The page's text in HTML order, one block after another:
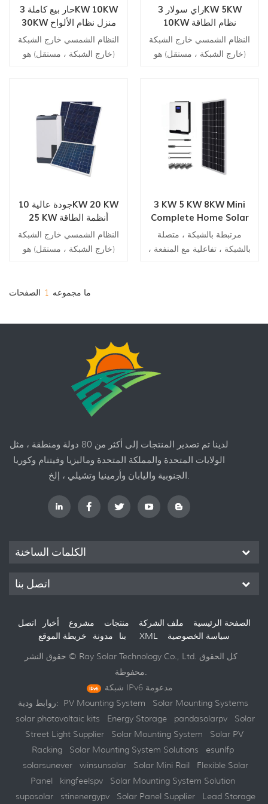
حار بيع كاملة 3KW 10KW
30KW منزل نظام الألواح
الشمسية نظام الطاقة
الشمسية خارج الشبكة
النظام الشمسي خارج الشبكة
(خارج الشبكة ، مستقل) هو
الوصول إلى الشبكة دائمًا ، عادةً
ما تكون أنظمة الطاقة
الشمسية خارج الشبكة غير
واردة.
راي سولار 3KW 5KW
10KW نظام الطاقة
الشمسية المنزلية بالكامل
خارج الشبكة للمنازل
النظام الشمسي خارج الشبكة
(خارج الشبكة ، مستقل) هو
المنازل الذين لا يستطيعون
الوصول إلى الشبكة دائمًا ، عادةً
ما تكون أنظمة الطاقة
الشمسية خارج الشبكة غير
واردة.
جودة عالية 10KW 20 KW
25 KW أنظمة الطاقة
الشمسية خارج الشبكة
للمنزل
النظام الشمسي خارج الشبكة
(خارج الشبكة ، مستقل) هو
المنازل الذين لا يستطيعون
3 KW 5 KW 8KW Mini
Complete Home Solar
Panel Energy Power
Ongrid Solar Systems
مرتبطة بالشبكة ، متصلة
بالشبكة ، تفاعلية مع المنفعة ،
ما مجموعه 1 الصفحات
لدينا تم تصدير المنتجات إلى أكثر من 80 دولة ومنطقة ، مثل
الولايات المتحدة والمملكة المتحدة وماليزيا وفيتنام وكوريا
الجنوبية واليابان وأرمينيا وتشيلي ، إلخ.
الكلمات الساخنة
اتصل بنا
الصفحة الرئيسية ملف الشركة منتجات مشروع أخبار
اتصل
بنا
مدونة XML
سياسة الخصوصية
حقوق النشر © Ray Solar Technology Co., Ltd. كل الحقوق
محفوظة.
شبكة IPv6 مدعومة
روابط ودية: PV Mounting System
Solar Mounting Systems
solar photovoltaic kits
Energy Storage pandasolarpv
Solar
Street Light Supplier
Solar Mounting System
Solar PV
Racking
Solar Mounting System Solutions
esunlfp
solarsunever
winsunsolar Solar Mini Rail
Flexible Solar
Panel
kingfeelspv
Solar Mounting System Solution
suposolar
stinenergypv Solar Panel Supplier Lead Storage